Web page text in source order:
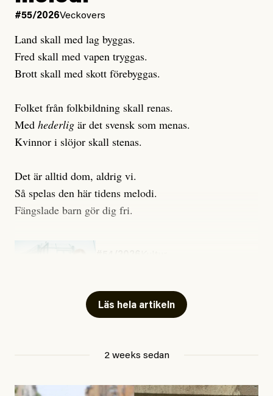
#55/2026Veckovers
Land skall med lag byggas.
Fred skall med vapen tryggas.
Brott skall med skott förebyggas.
Folket från folkbildning skall renas.
Med hederlig är det svensk som menas.
Kvinnor i slöjor skall stenas.
Det är alltid dom, aldrig vi.
Så spelas den här tidens melodi.
Fängslade barn gör dig fri.
Läs hela artikeln
2 weeks sedan